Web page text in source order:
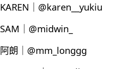
KAREN｜@karen__yukiu
SAM｜@midwin_
阿朗｜@mm_longgg